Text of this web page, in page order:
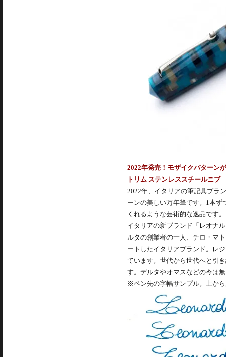
2022年発売！モザイクパターン
トリム ステンレススチールニブ
2022年、イタリアの筆記具ブラ
ーンの美しい万年筆です。1本
くれるような芸術的な逸品です。
イタリアの新ブランド「レオナ
ルタの創業者の一人、チロ・マ
ートしたイタリアブランド。レ
ています。世代から世代へと引
す。デルタやオマスなどの今は
※ペン先の字幅サンプル。上か